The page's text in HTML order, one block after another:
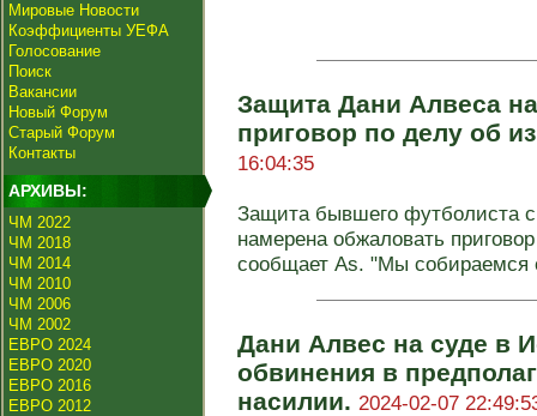
Мировые Новости
Коэффициенты УЕФА
Голосование
Поиск
Вакансии
Новый Форум
Старый Форум
Контакты
АРХИВЫ:
ЧМ 2022
ЧМ 2018
ЧМ 2014
ЧМ 2010
ЧМ 2006
ЧМ 2002
ЕВРО 2024
ЕВРО 2020
ЕВРО 2016
ЕВРО 2012
Защита Дани Алвеса
приговор по делу об
16:04:35
Защита бывшего футболиста
намерена обжаловать
сообщает As. "Мы собираемся
Дани Алвес на суде в
обвинения в
насилии. 2024-02-07